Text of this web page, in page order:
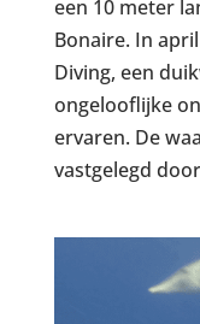
een 10 meter
Bonaire. In
Diving, een
ongelooflijke
ervaren. De
vastgelegd